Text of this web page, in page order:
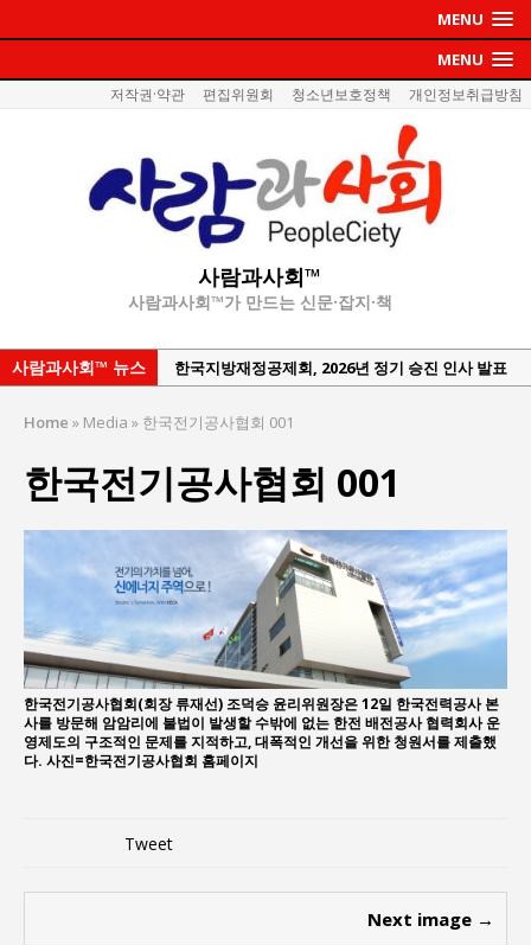
MENU
MENU
저작권·약관 편집위원회 청소년보호정책 개인정보취급방침
사람과사회™
사람과사회™가 만드는 신문·잡지·책
사람과사회™ 뉴스
한국지방재정공제회, 2026년 정기 승진 인사 발표
세미나 개최
서효석 충청향우회중앙회 총재 취임 논란 확산
지방의회 공약은 ‘빛 좋은 개살구’인가?
“7월 1일 의장 선출은 ‘위법’이다”
“엄마의 절박함과 ‘실무형 정치인’으로 생활정치 실
현”
김종대, “현대전, 강한 군대도 약해질 수 있다”
이홍원 작가, 생활문화상품 4종 판매
통일 지향 2국가론: 한반도 평화의 새로운 길
강산건설 박재윤 강제추행 사건, 무엇이 문제인가?
Home » Media » 한국전기공사협회 001
한국전기공사협회 001
한국전기공사협회(회장 류재선) 조덕승 윤리위원장은 12일 한국전력공사 본
사를 방문해 암암리에 불법이 발생할 수밖에 없는 한전 배전공사 협력회사 운
영제도의 구조적인 문제를 지적하고, 대폭적인 개선을 위한 청원서를 제출했
다. 사진=한국전기공사협회 홈페이지
Tweet
Next image →